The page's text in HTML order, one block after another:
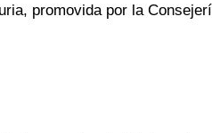
promovida por la